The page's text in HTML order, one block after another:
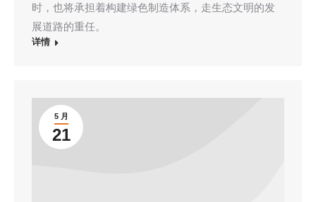
时，也将承担着构建绿色制造体系，走生态文明的发
展道路的重任。
详情
5 月
21